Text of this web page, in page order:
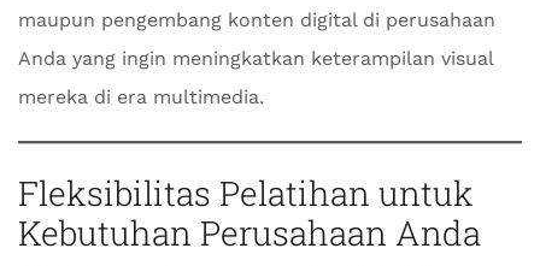
maupun pengembang konten digital di perusahaan
Anda yang ingin meningkatkan keterampilan visual
mereka di era multimedia.
Fleksibilitas Pelatihan untuk
Kebutuhan Perusahaan Anda